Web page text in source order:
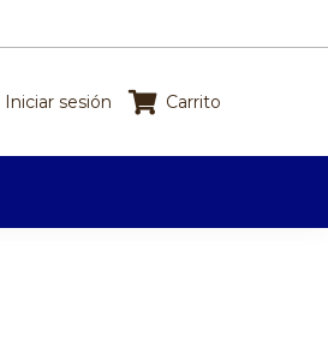
Iniciar sesión Carrito